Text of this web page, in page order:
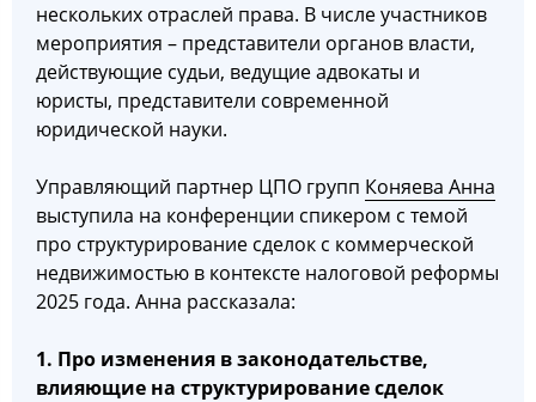
нескольких отраслей права. В числе участников
мероприятия – представители органов власти,
действующие судьи, ведущие адвокаты и
юристы, представители современной
юридической науки.
Управляющий партнер ЦПО групп Коняева Анна
выступила на конференции спикером с темой
про структурирование сделок с коммерческой
недвижимостью в контексте налоговой реформы
2025 года. Анна рассказала:
1. Про изменения в законодательстве,
влияющие на структурирование сделок